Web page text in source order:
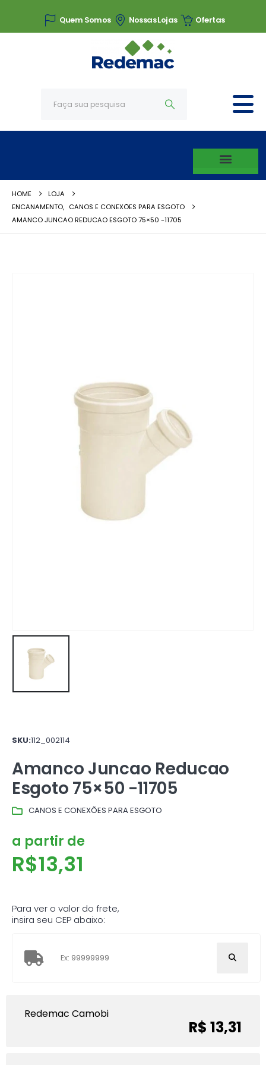
Quem Somos Nossas Lojas Ofertas
HOME
LOJA
ENCANAMENTO, CANOS E CONEXÕES PARA ESGOTO
AMANCO JUNCAO REDUCAO ESGOTO 75×50 -11705
SKU:112_002114
Amanco Juncao Reducao
Esgoto 75×50 -11705
CANOS E CONEXÕES PARA ESGOTO
a partir de
R$13,31
Para ver o valor do frete,
insira seu CEP abaixo:
Redemac Camobi
R$ 13,31